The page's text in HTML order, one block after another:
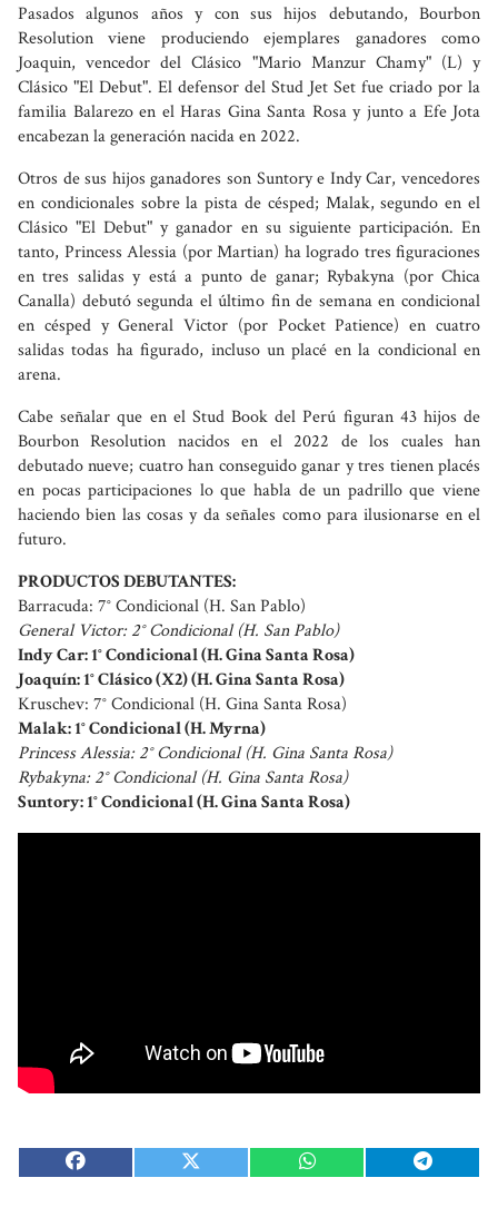
Pasados algunos años y con sus hijos debutando, Bourbon
Resolution viene produciendo ejemplares ganadores como
Joaquin, vencedor del Clásico "Mario Manzur Chamy" (L) y
Clásico "El Debut". El defensor del Stud Jet Set fue criado por la
familia Balarezo en el Haras Gina Santa Rosa y junto a Efe Jota
encabezan la generación nacida en 2022.
Otros de sus hijos ganadores son Suntory e Indy Car, vencedores
en condicionales sobre la pista de césped; Malak, segundo en el
Clásico "El Debut" y ganador en su siguiente participación. En
tanto, Princess Alessia (por Martian) ha logrado tres figuraciones
en tres salidas y está a punto de ganar; Rybakyna (por Chica
Canalla) debutó segunda el último fin de semana en condicional
en césped y General Victor (por Pocket Patience) en cuatro
salidas todas ha figurado, incluso un placé en la condicional en
arena.
Cabe señalar que en el Stud Book del Perú figuran 43 hijos de
Bourbon Resolution nacidos en el 2022 de los cuales han
debutado nueve; cuatro han conseguido ganar y tres tienen placés
en pocas participaciones lo que habla de un padrillo que viene
haciendo bien las cosas y da señales como para ilusionarse en el
futuro.
PRODUCTOS DEBUTANTES:
Barracuda: 7° Condicional (H. San Pablo)
General Victor: 2° Condicional (H. San Pablo)
Indy Car: 1° Condicional (H. Gina Santa Rosa)
Joaquín: 1° Clásico (X2) (H. Gina Santa Rosa)
Kruschev: 7° Condicional (H. Gina Santa Rosa)
Malak: 1° Condicional (H. Myrna)
Princess Alessia: 2° Condicional (H. Gina Santa Rosa)
Rybakyna: 2° Condicional (H. Gina Santa Rosa)
Suntory: 1° Condicional (H. Gina Santa Rosa)